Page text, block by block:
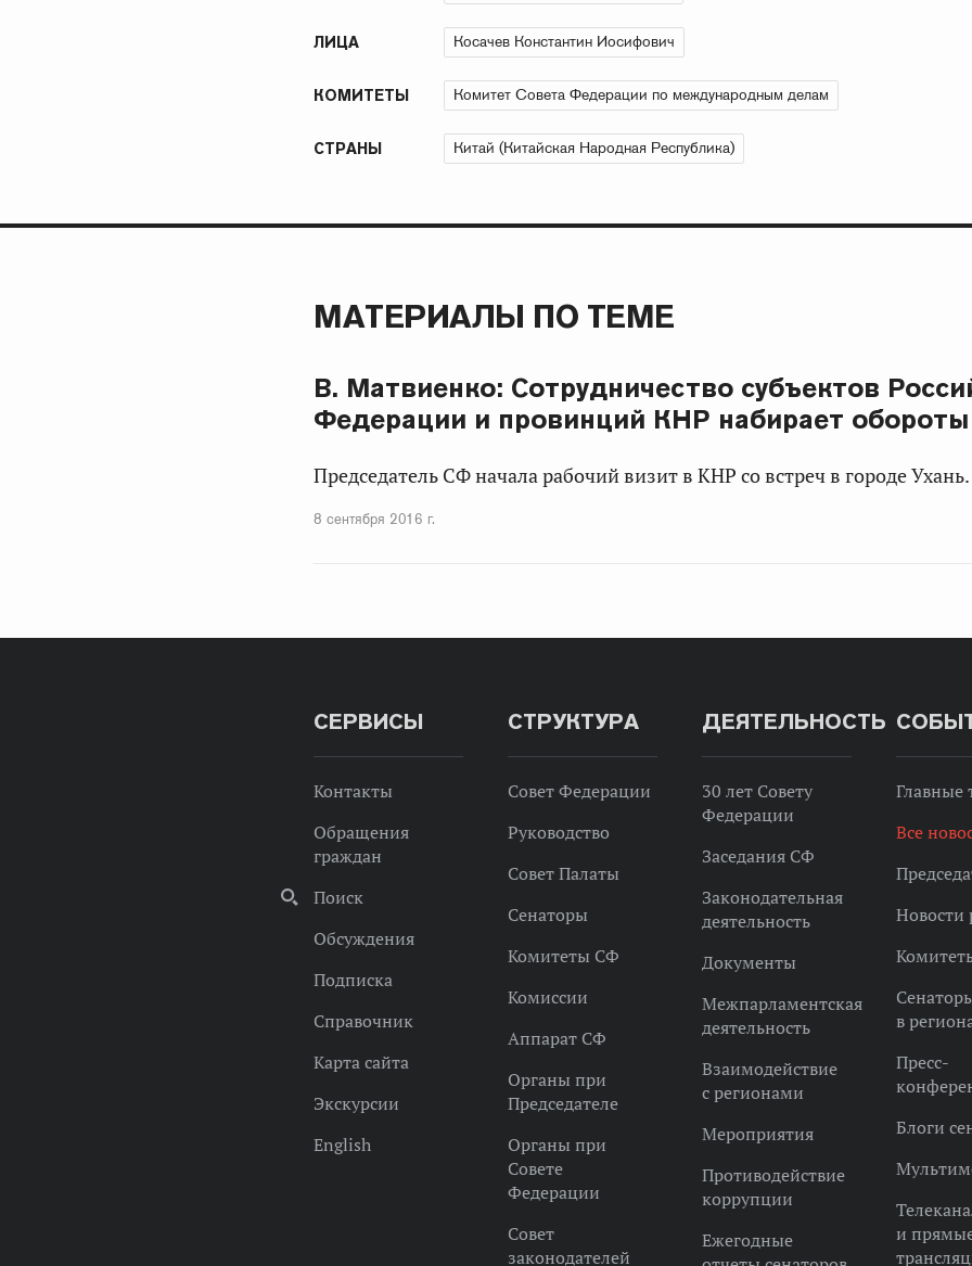
ЛИЦА Косачев Константин Иосифович
КОМИТЕТЫ Комитет Совета Федерации по международным делам
СТРАНЫ Китай (Китайская Народная Республика)
МАТЕРИАЛЫ ПО ТЕМЕ
В. Матвиенко: Сотрудничество субъектов
Федерации и провинций КНР набирает обороты
Председатель СФ начала рабочий визит в КНР со встреч в городе Ухань.
8 сентября 2016 г.
СЕРВИСЫ
Контакты
Обращения
граждан
Поиск
Обсуждения
Подписка
Справочник
Карта сайта
Экскурсии
English
СТРУКТУРА
Совет Федерации
Руководство
Совет Палаты
Сенаторы
Комитеты СФ
Комиссии
Аппарат СФ
Органы при
Председателе
Органы при
Совете
Федерации
Совет
законодателей
ДЕЯТЕЛЬНОСТЬ
30 лет Совету
Федерации
Заседания СФ
Законодательная
деятельность
Документы
Межпарламентская
деятельность
Взаимодействие
с регионами
Мероприятия
Противодействие
коррупции
Ежегодные
Главные
Все
Новости
в
Пресс-
Блоги
и